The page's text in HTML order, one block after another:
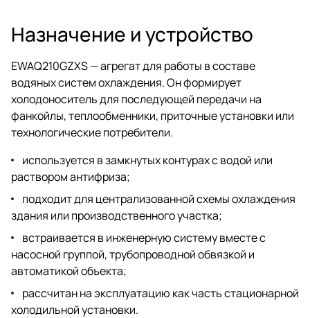
Назначение и устройство
EWAQ210GZXS — агрегат для работы в составе
водяных систем охлаждения. Он формирует
холодоноситель для последующей передачи на
фанкойлы, теплообменники, приточные установки или
технологические потребители.
используется в замкнутых контурах с водой или
раствором антифриза;
подходит для централизованной схемы охлаждения
здания или производственного участка;
встраивается в инженерную систему вместе с
насосной группой, трубопроводной обвязкой и
автоматикой объекта;
рассчитан на эксплуатацию как часть стационарной
холодильной установки.